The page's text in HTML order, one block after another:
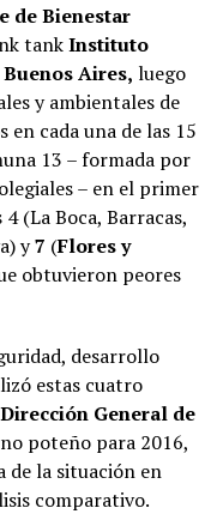
de Bienestar
tankInstituto
Aires, luego
y ambientales de
en cada una de las 15
13 – formada por
– en el primer
(La Boca, Barracas,
y7 (Flores y
obtuvieron peores
desarrollo
estas cuatro
General de
poteño para 2016,
de la situación en
comparativo.